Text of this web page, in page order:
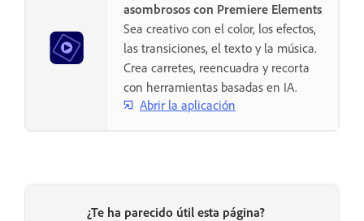
asombrosos con Premiere Elements
Sea creativo con el color, los efectos,
las transiciones, el texto y la música.
Crea carretes, reencuadra y recorta
con herramientas basadas en IA.
Abrir la aplicación
¿Te ha parecido útil esta página?